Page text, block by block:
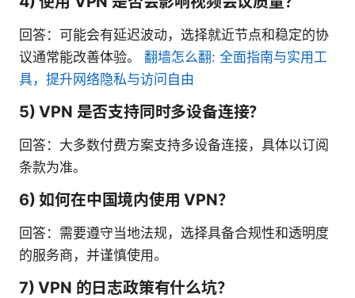
回答：可能会有延迟波动，选择就近节点和稳定的协
议通常能改善体验。 翻墙怎么翻: 全面指南与实用工
具，提升网络隐私与访问自由
5) VPN 是否支持同时多设备连接？
回答：大多数付费方案支持多设备连接，具体以订阅
条款为准。
6) 如何在中国境内使用 VPN？
回答：需要遵守当地法规，选择具备合规性和透明度
的服务商，并谨慎使用。
7) VPN 的日志政策有什么坑？